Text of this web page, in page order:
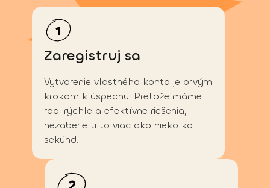
Zaregistruj sa
Vytvorenie vlastného konta je prvým
krokom k úspechu. Pretože máme
radi rýchle a efektívne riešenia,
nezaberie ti to viac ako niekoľko
sekúnd.